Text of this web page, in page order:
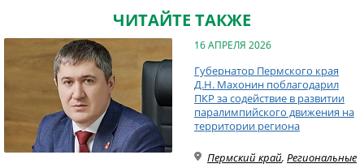
ЧИТАЙТЕ ТАКЖЕ
16 АПРЕЛЯ 2026
Губернатор Пермского края
Д.Н. Махонин поблагодарил
ПКР за содействие в развитии
паралимпийского движения на
территории региона
Пермский край, Региональные